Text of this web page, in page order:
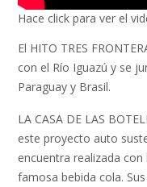
Hace click para ver el
El HITO TRES
con el Río Iguazú y se
Paraguay y Brasil.
LA CASA DE LAS
este proyecto auto
encuentra realizada
famosa bebida cola.